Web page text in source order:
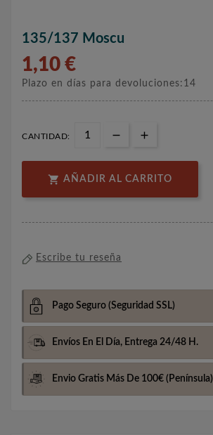
135/137 Moscu
1,10 €
Plazo en días para devoluciones:14
CANTIDAD:
 AÑADIR AL CARRITO
Escribe tu reseña
Pago Seguro (Seguridad SSL)
Envíos En El Día, Entrega 24/48 H.
Envio Gratis Más De 100€ (Península)